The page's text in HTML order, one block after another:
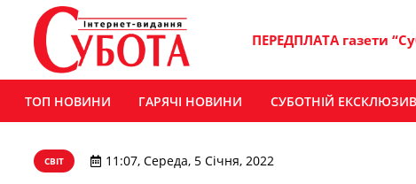
ПЕРЕДПЛАТА газети
ТОП НОВИНИ ГАРЯЧІ НОВИНИ СУБОТНІЙ ЕКСКЛЮЗИВ
СВІТ 11:07, Середа, 5 Січня, 2022